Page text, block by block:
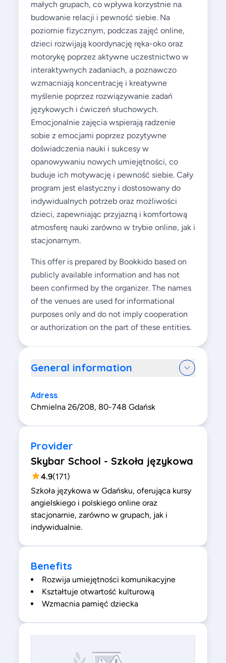
małych grupach, co wpływa korzystnie na
budowanie relacji i pewność siebie. Na
poziomie fizycznym, podczas zajęć online,
dzieci rozwijają koordynację ręka-oko oraz
motorykę poprzez aktywne uczestnictwo w
interaktywnych zadaniach, a poznawczo
wzmacniają koncentrację i kreatywne
myślenie poprzez rozwiązywanie zadań
językowych i ćwiczeń słuchowych.
Emocjonalnie zajęcia wspierają radzenie
sobie z emocjami poprzez pozytywne
doświadczenia nauki i sukcesy w
opanowywaniu nowych umiejętności, co
buduje ich motywację i pewność siebie. Cały
program jest elastyczny i dostosowany do
indywidualnych potrzeb oraz możliwości
dzieci, zapewniając przyjazną i komfortową
atmosferę nauki zarówno w trybie online, jak i
stacjonarnym.
This offer is prepared by Bookkido based on
publicly available information and has not
been confirmed by the organizer. The names
of the venues are used for informational
purposes only and do not imply cooperation
or authorization on the part of these entities.
General information
Adress
Chmielna 26/208, 80-748 Gdańsk
Provider
Skybar School - Szkoła językowa
4.9(171)
Szkoła językowa w Gdańsku, oferująca kursy
angielskiego i polskiego online oraz
stacjonarnie, zarówno w grupach, jak i
indywidualnie.
Benefits
Rozwija umiejętności komunikacyjne
Kształtuje otwartość kulturową
Wzmacnia pamięć dziecka